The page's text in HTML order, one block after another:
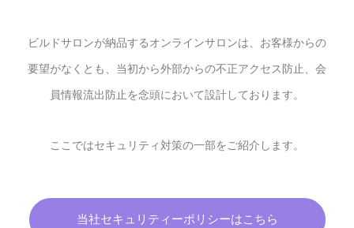
ビルドサロンが納品するオンラインサロンは、お客様からの
要望がなくとも、当初から外部からの不正アクセス防止、会
員情報流出防止を念頭において設計しております。
ここではセキュリティ対策の一部をご紹介します。
当社セキュリティーポリシーはこちら